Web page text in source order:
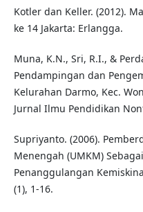
Kotler dan Keller. (2012).
ke 14 Jakarta: Erlangga.
Muna, K.N., Sri, R.I., &
Pendampingan dan
Kelurahan Darmo, Kec.
Jurnal Ilmu Pendidikan
Supriyanto. (2006).
Menengah (UMKM)
Penanggulangan
(1), 1-16.